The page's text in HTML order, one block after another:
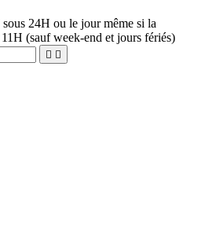
sous 24H ou le jour même si la
(sauf week-end et jours fériés)
 